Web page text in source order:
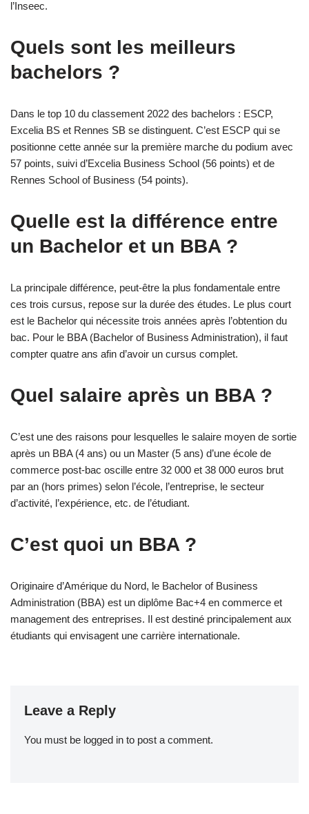
l’Inseec.
Quels sont les meilleurs
bachelors ?
Dans le top 10 du classement 2022 des bachelors : ESCP,
Excelia BS et Rennes SB se distinguent. C’est ESCP qui se
positionne cette année sur la première marche du podium avec
57 points, suivi d’Excelia Business School (56 points) et de
Rennes School of Business (54 points).
Quelle est la différence entre
un Bachelor et un BBA ?
La principale différence, peut-être la plus fondamentale entre
ces trois cursus, repose sur la durée des études. Le plus court
est le Bachelor qui nécessite trois années après l’obtention du
bac. Pour le BBA (Bachelor of Business Administration), il faut
compter quatre ans afin d’avoir un cursus complet.
Quel salaire après un BBA ?
C’est une des raisons pour lesquelles le salaire moyen de sortie
après un BBA (4 ans) ou un Master (5 ans) d’une école de
commerce post-bac oscille entre 32 000 et 38 000 euros brut
par an (hors primes) selon l’école, l’entreprise, le secteur
d’activité, l’expérience, etc. de l’étudiant.
C’est quoi un BBA ?
Originaire d’Amérique du Nord, le Bachelor of Business
Administration (BBA) est un diplôme Bac+4 en commerce et
management des entreprises. Il est destiné principalement aux
étudiants qui envisagent une carrière internationale.
Leave a Reply
You must be logged in to post a comment.